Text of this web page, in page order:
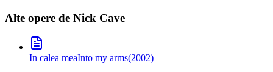
Alte opere de Nick Cave
In calea meaInto my arms(2002)